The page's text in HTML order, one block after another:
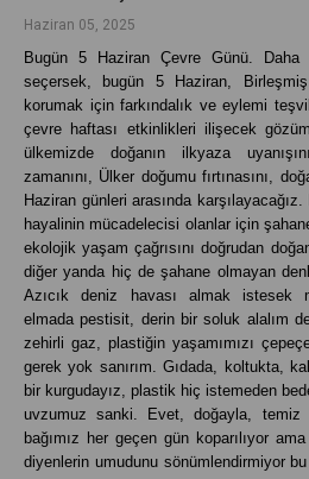
Haziran 05, 2025
Bugün 5 Haziran Çevre Günü.
seçersek, bugün 5 Haziran,
korumak için farkındalık ve eylemi
çevre haftası etkinlikleri ilişecek
ülkemizde doğanın ilkyaza
zamanını, Ülker doğumu fırtınasını,
Haziran günleri arasında
hayalinin mücadelecisi olanlar için
ekolojik yaşam çağrısını doğrudan
diğer yanda hiç de şahane olmayan
Azıcık deniz havası almak istesek
elmada pestisit, derin bir soluk alalım
zehirli gaz, plastiğin yaşamımızı
gerek yok sanırım. Gıdada, koltukta,
bir kurgudayız, plastik hiç istemeden
uvzumuz sanki. Evet,doğayla, temiz
bağımız her geçen gün koparılıyor
diyenlerin umudunu sönümlendirmiyor